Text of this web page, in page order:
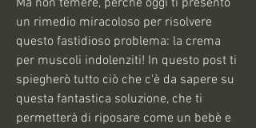
un rimedio miracoloso per risolvere
questo fastidioso problema: la crema
per muscoli indolenziti! In questo post ti
spiegherò tutto ciò che c'è da sapere su
questa fantastica soluzione, che ti
permetterà di riposare come un bebè e